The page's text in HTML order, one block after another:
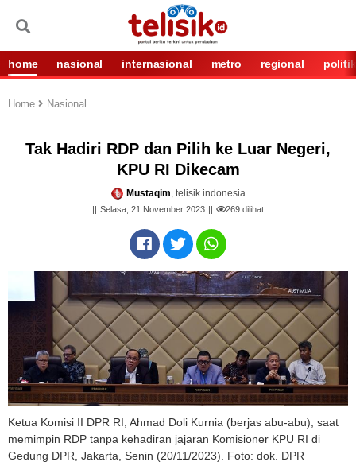
home nasional internasional metro regional politik
Home Nasional
Tak Hadiri RDP dan Pilih ke Luar Negeri,
KPU RI Dikecam
Mustaqim, telisik indonesia
Selasa, 21 November 2023 269 dilihat
Ketua Komisi II DPR RI, Ahmad Doli Kurnia (berjas abu-abu), saat
memimpin RDP tanpa kehadiran jajaran Komisioner KPU RI di
Gedung DPR, Jakarta, Senin (20/11/2023). Foto: dok. DPR